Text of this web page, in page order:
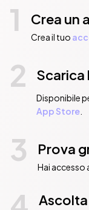
1 Crea un
Crea il tuo
2 Scarica
Disponibile
App Store.
3 Prova
Hai accesso